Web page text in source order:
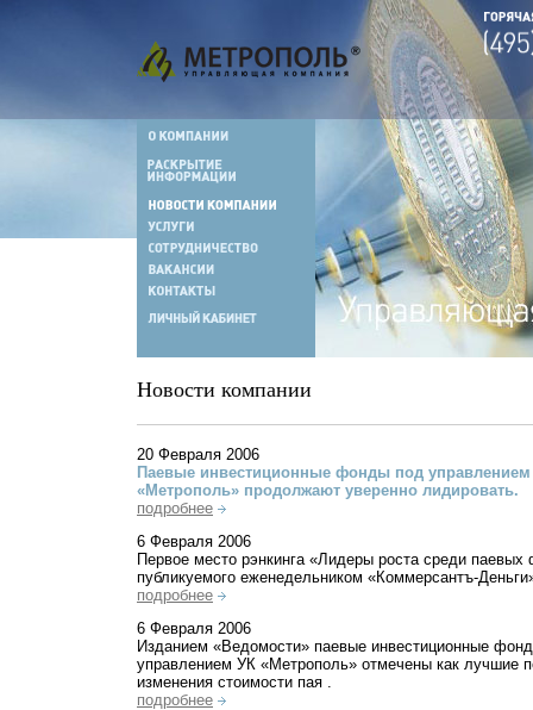
Новости компании
20 Февраля 2006
Паевые инвестиционные фонды под
«Метрополь» продолжают уверенно лидировать.
подробнее
6 Февраля 2006
Первое место рэнкинга «Лидеры роста среди паевых
публикуемого еженедельником «Коммерсантъ-
подробнее
6 Февраля 2006
Изданием «Ведомости» паевые инвестиционные
управлением УК «Метрополь» отмечены как лучшие
изменения стоимости пая .
подробнее